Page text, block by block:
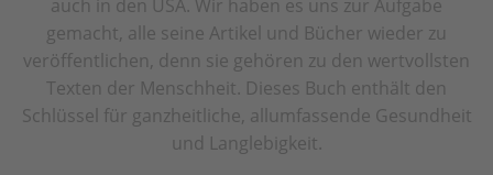
auch in den USA. Wir haben es uns zur Aufgabe
gemacht, alle seine Artikel und Bücher wieder zu
veröffentlichen, denn sie gehören zu den wertvollsten
Texten der Menschheit. Dieses Buch enthält den
Schlüssel für ganzheitliche, allumfassende Gesundheit
und Langlebigkeit.